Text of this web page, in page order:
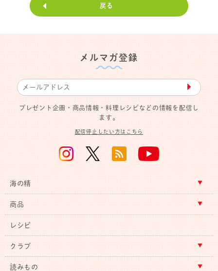
戻る
メルマガ登録
▶︎
プレゼント企画・商品情報・料理レシピなどの情報を配信し
ます。
配信停止したい方はこちら
海の精
商品
レシピ
クラブ
読みもの